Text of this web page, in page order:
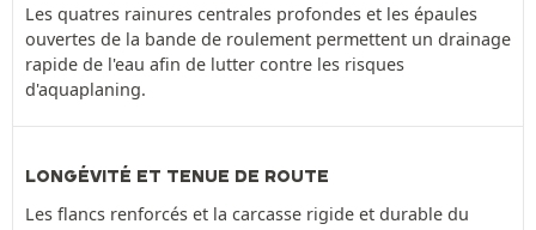
Les quatres rainures centrales profondes et les épaules
ouvertes de la bande de roulement permettent un drainage
rapide de l'eau afin de lutter contre les risques
d'aquaplaning.
LONGÉVITÉ ET TENUE DE ROUTE
Les flancs renforcés et la carcasse rigide et durable du